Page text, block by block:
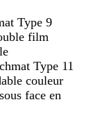
Type 9
film
Type 11
couleur
face en